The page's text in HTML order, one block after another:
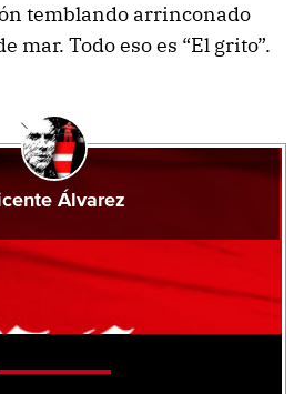
temblando arrinconado
mar. Todo eso es “El grito”.
Álvarez